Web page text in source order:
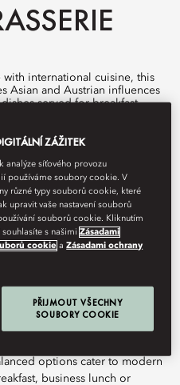
Asian and Austrian influences
served for breakfast,
dynamic all-day dining
meets the elegance of Art
the diversity of the ocean.
woven throughout the menu,
Carefully sourced,
options cater to modern
business lunch or
ZÁŽITEK
analýze síťového provozu
používáme soubory cookie. V
různé typy souborů cookie, které
upravit vaše nastavení souborů
souborů cookie. Kliknutím
souhlasíte s našimiZásadami
cookie aZásadami ochrany
PŘIJMOUT VŠECHNY
SOUBORY COOKIE